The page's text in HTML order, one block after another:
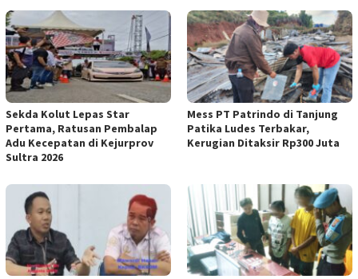
Sekda Kolut Lepas Star
Pertama, Ratusan Pembalap
Adu Kecepatan di Kejurprov
Sultra 2026
Mess PT Patrindo di Tanjung
Patika Ludes Terbakar,
Kerugian Ditaksir Rp300 Juta